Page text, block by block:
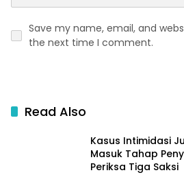
Save my name, email, and
the next time I comment.
Read Also
Kasus Intimidasi
Masuk Tahap
Periksa Tiga Saksi